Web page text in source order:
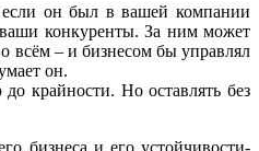
если он был в вашей компании
ваши конкуренты. За ним может
всём – и бизнесом бы управлял
он.
крайности. Но оставлять без
бизнеса и его устойчивости-